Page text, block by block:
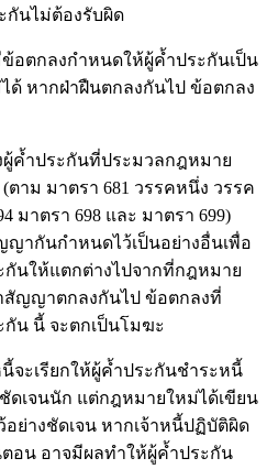
กันไม่ต้องรับผิด
กลงกำหนดให้ผู้ค้ำประกันเป็น
หากฝ่าฝืนตกลงกันไป ข้อตกลง
ำประกันที่ประมวลกฎหมาย
าม มาตรา 681 วรรคหนึ่ง วรรค
มาตรา 698 และ มาตรา 699)
ากันกำหนดไว้เป็นอย่างอื่นเพื่อ
นให้แตกต่างไปจากที่กฎหมาย
สัญญาตกลงกันไป ข้อตกลงที่
น นี้ จะตกเป็นโมฆะ
ะเรียกให้ผู้ค้ำประกันชำระหนี้
ดเจนนัก แต่กฎหมายใหม่ได้เขียน
ย่างชัดเจน หากเจ้าหนี้ปฏิบัติผิด
น อาจมีผลทำให้ผู้ค้ำประกัน